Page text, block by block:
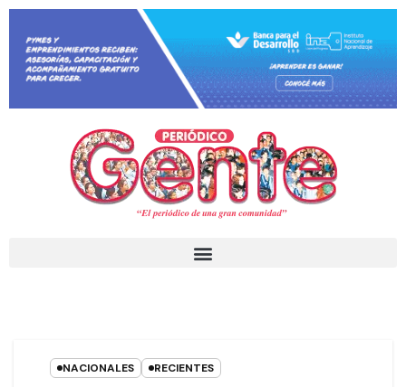
NACIONALES RECIENTES